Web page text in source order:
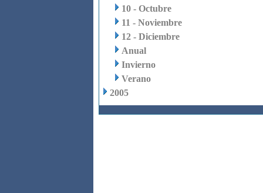
10 - Octubre
11 - Noviembre
12 - Diciembre
Anual
Invierno
Verano
2005